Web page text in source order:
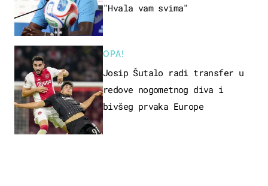
"Hvala vam svima"
OPA!
Josip Šutalo radi transfer u
redove nogometnog diva i
bivšeg prvaka Europe